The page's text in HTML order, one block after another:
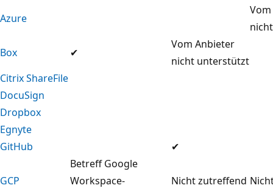
Azure
Box
✔
Vom Anbieter
nicht unterstützt
Citrix ShareFile
DocuSign
Dropbox
Egnyte
GitHub
✔
GCP
Betreff Google
Workspace-
Nicht zutreffend